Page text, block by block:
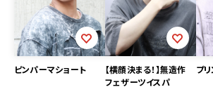
ピンパーマショート
【横顔決まる！】無造作
フェザーツイスパ
プ